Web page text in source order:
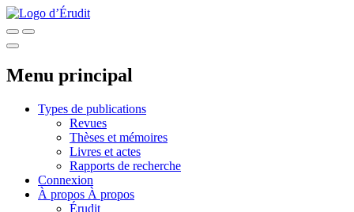
Menu principal
Types de publications
Revues
Thèses et mémoires
Livres et actes
Rapports de recherche
Connexion
À propos À propos
Érudit